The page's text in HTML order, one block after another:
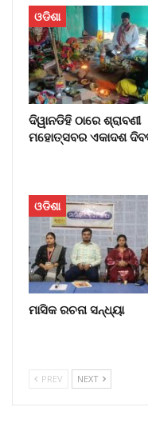
ଓଡିଶା
ଦିୱାନଡିହି ଠାରେ ଶ୍ରାବଣୀ
ମହୋତ୍ସବର ଏକାଦଶ
ଓଡିଶା
ମାସିକ ରଚନା ସନ୍ଧ୍ୟା
PREV NEXT